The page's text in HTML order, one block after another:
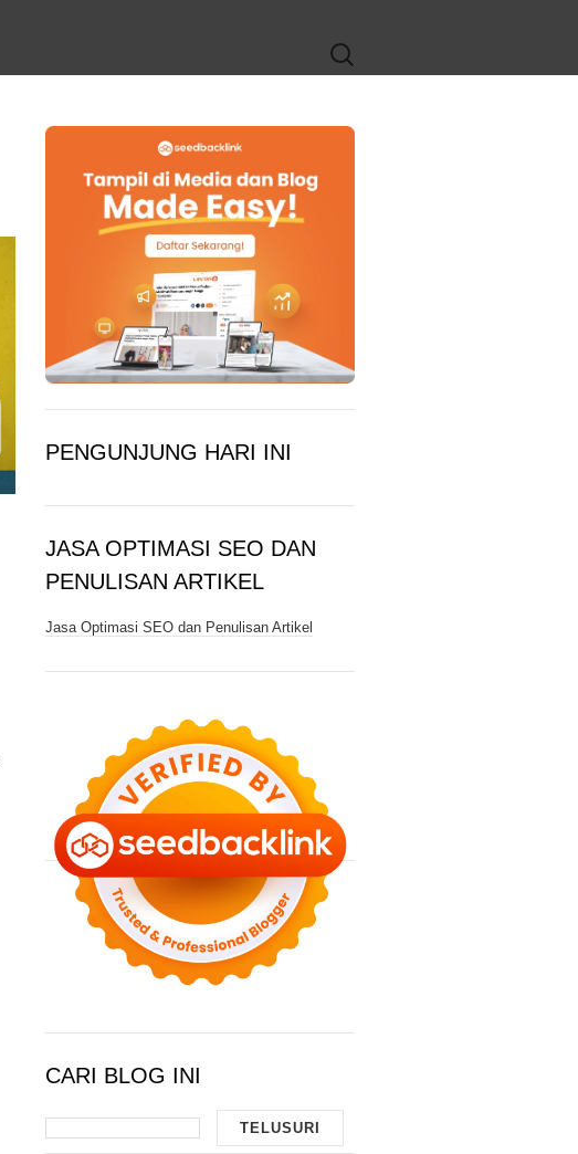
Search
for:
PENGUNJUNG HARI INI
JASA OPTIMASI SEO DAN
PENULISAN ARTIKEL
Jasa Optimasi SEO dan Penulisan Artikel
CARI BLOG INI